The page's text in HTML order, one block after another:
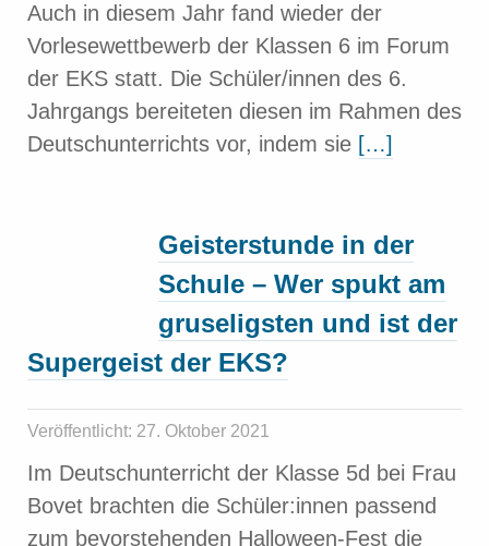
Auch in diesem Jahr fand wieder der
Vorlesewettbewerb der Klassen 6 im Forum
der EKS statt. Die Schüler/innen des 6.
Jahrgangs bereiteten diesen im Rahmen des
Deutschunterrichts vor, indem sie […]
Geisterstunde in der
Schule – Wer spukt am
gruseligsten und ist der
Supergeist der EKS?
Veröffentlicht: 27. Oktober 2021
Im Deutschunterricht der Klasse 5d bei Frau
Bovet brachten die Schüler:innen passend
zum bevorstehenden Halloween-Fest die